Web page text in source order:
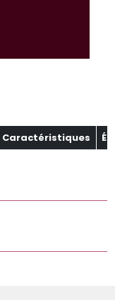
Caractéristiques